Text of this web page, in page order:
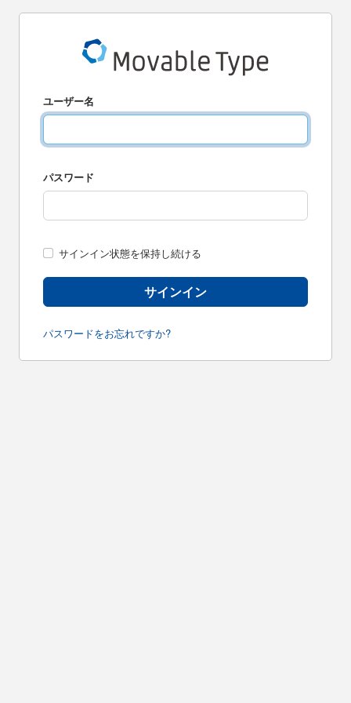
ユーザー名
パスワード
サインイン状態を保持し続ける
パスワードをお忘れですか?
サインイン